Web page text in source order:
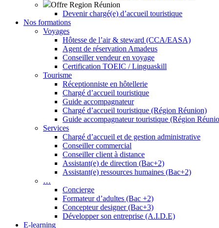
Offre Region Réunion
Devenir chargé(e) d’accueil touristique
Nos formations
Voyages
Hôtesse de l’air & steward (CCA/EASA)
Agent de réservation Amadeus
Conseiller vendeur en voyage
Certification TOEIC / Linguaskill
Tourisme
Réceptionniste en hôtellerie
Chargé d’accueil touristique
Guide accompagnateur
Chargé d’accueil touristique (Région Réunion)
Guide accompagnateur touristique (Région
Services
Chargé d’accueil et de gestion administrative
Conseiller commercial
Conseiller client à distance
Assistant(e) de direction (Bac+2)
Assistant(e) ressources humaines (Bac+2)
…
Concierge
Formateur d’adultes (Bac +2)
Concepteur designer (Bac+3)
Développer son entreprise (A.I.D.E)
E-learning